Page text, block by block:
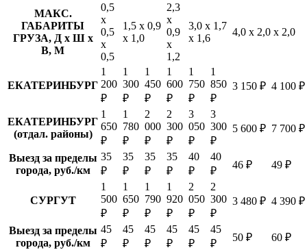
МАКС.
ГАБАРИТЫ
ГРУЗА, Д х Ш х
В, М
0,5
х
0,5
х
0,5
1,5 х 0,9
х 1,0
2,3
х
0,9
х
1,2
3,0 х 1,7
х 1,6
4,0 х 2,0 х 2,0
ЕКАТЕРИНБУРГ
1
200
₽
1
300
₽
1
450
₽
1
600
₽
1
750
₽
1
850
₽
3 150 ₽ 4 100 ₽
ЕКАТЕРИНБУРГ
(отдал. районы)
1
650
₽
1
780
₽
2
000
₽
2
300
₽
3
050
₽
3
300
₽
5 600 ₽ 7 700 ₽
Выезд за пределы
города, руб./км
35
₽
35
₽
35
₽
35
₽
40
₽
40
₽
46 ₽ 49 ₽
СУРГУТ
1
500
₽
1
650
₽
1
790
₽
1
920
₽
2
050
₽
2
300
₽
3 480 ₽ 4 390 ₽
Выезд за пределы
города, руб./км
45
₽
45
₽
45
₽
45
₽
45
₽
45
₽
50 ₽ 60 ₽